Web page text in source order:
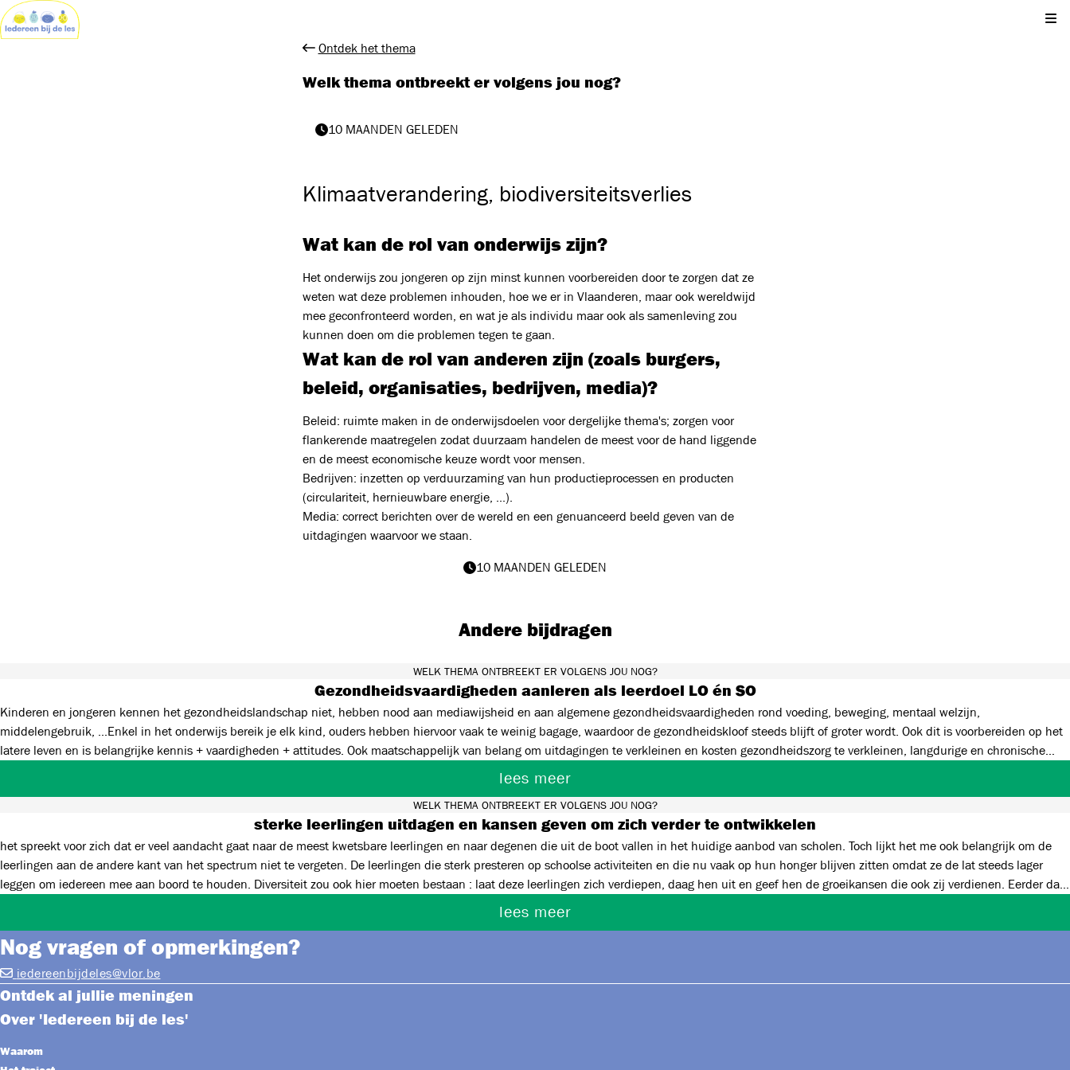
Ontdek het thema
Welk thema ontbreekt er volgens jou nog?
10 MAANDEN GELEDEN
Klimaatverandering, biodiversiteitsverlies
Wat kan de rol van onderwijs zijn?
Het onderwijs zou jongeren op zijn minst kunnen voorbereiden door te zorgen dat ze
weten wat deze problemen inhouden, hoe we er in Vlaanderen, maar ook wereldwijd
mee geconfronteerd worden, en wat je als individu maar ook als samenleving zou
kunnen doen om die problemen tegen te gaan.
Wat kan de rol van anderen zijn (zoals burgers,
beleid, organisaties, bedrijven, media)?
Beleid: ruimte maken in de onderwijsdoelen voor dergelijke thema's; zorgen voor
flankerende maatregelen zodat duurzaam handelen de meest voor de hand liggende
en de meest economische keuze wordt voor mensen.
Bedrijven: inzetten op verduurzaming van hun productieprocessen en producten
(circulariteit, hernieuwbare energie, ...).
Media: correct berichten over de wereld en een genuanceerd beeld geven van de
uitdagingen waarvoor we staan.
10 MAANDEN GELEDEN
Andere bijdragen
WELK THEMA ONTBREEKT ER VOLGENS JOU NOG?
Gezondheidsvaardigheden aanleren als leerdoel LO én SO
Kinderen en jongeren kennen het gezondheidslandschap niet, hebben nood aan mediawijsheid en aan algemene gezondheidsvaardigheden rond voeding, beweging, mentaal welzijn,
middelengebruik, ...Enkel in het onderwijs bereik je elk kind, ouders hebben hiervoor vaak te weinig bagage, waardoor de gezondheidskloof steeds blijft of groter wordt. Ook dit is voorbereiden op het
latere leven en is belangrijke kennis + vaardigheden + attitudes. Ook maatschappelijk van belang om uitdagingen te verkleinen en kosten gezondheidszorg te verkleinen, langdurige en chronische
ziektes te verminderen, uitval op het werk verkleinen, ... Zie meer burn outs bij jong-volwssenen, pak het preventief aan in het onderwijs!
lees meer
WELK THEMA ONTBREEKT ER VOLGENS JOU NOG?
sterke leerlingen uitdagen en kansen geven om zich verder te ontwikkelen
het spreekt voor zich dat er veel aandacht gaat naar de meest kwetsbare leerlingen en naar degenen die uit de boot vallen in het huidige aanbod van scholen. Toch lijkt het me ook belangrijk om de
leerlingen aan de andere kant van het spectrum niet te vergeten. De leerlingen die sterk presteren op schoolse activiteiten en die nu vaak op hun honger blijven zitten omdat ze de lat steeds lager
leggen om iedereen mee aan boord te houden. Diversiteit zou ook hier moeten bestaan : laat deze leerlingen zich verdiepen, daag hen uit en geef hen de groeikansen die ook zij verdienen. Eerder dan
alles steeds meer op de midden of ondergrens te richten, zou je ook hier voldoende moeten diversifieren en zorgen dat deze jonge geesten hun toppotentieel kunnen bereiken op academisch vlak
lees meer
Nog vragen of opmerkingen?
iedereenbijdeles@vlor.be
Ontdek al jullie meningen
Over 'Iedereen bij de les'
Waarom